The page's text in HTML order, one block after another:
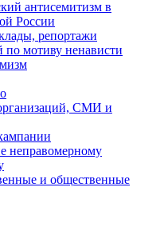
антисемитизм в
России
репортажи
по мотиву ненависти
СМИ и
неправомерному
и общественные